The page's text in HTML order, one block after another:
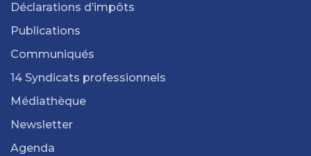
Déclarations d’impôts
Publications
Communiqués
14 Syndicats professionnels
Médiathèque
Newsletter
Agenda